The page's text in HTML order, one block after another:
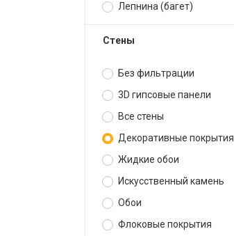
Лепнина (багет)
Стены
Без фильтрации
3D гипсовые панели
Все стены
Декоративные покрытия
Жидкие обои
Искусственный камень
Обои
Флоковые покрытия